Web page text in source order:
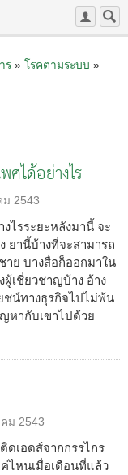
ร» โรคตามระบบ »
ได้อย่างไร
ม 2543
ไรระยะหลังมานี้ จะ
ยานี้บ้างที่จะสามารถ
าย บางสื่อก็ออกมาใน
เชี่ยวชาญบ้าง อ้าง
ชน์ทางธุรกิจไปไม่พ้น
หากับเขาไปด้วย
ม 2543
ดเอดส์จากกรรไกร
ไหนเมื่อเดือนที่แล้ว